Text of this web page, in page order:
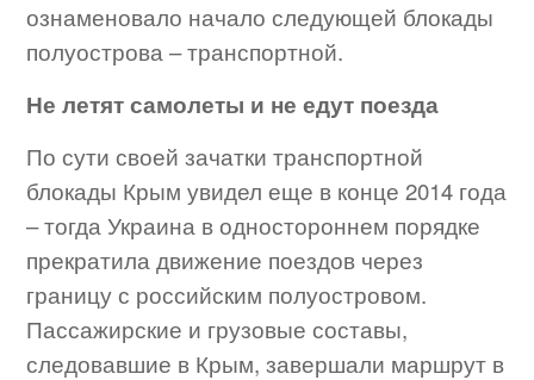
ознаменовало начало следующей блокады
полуострова – транспортной.
Не летят самолеты и не едут поезда
По сути своей зачатки транспортной
блокады Крым увидел еще в конце 2014 года
– тогда Украина в одностороннем порядке
прекратила движение поездов через
границу с российским полуостровом.
Пассажирские и грузовые составы,
следовавшие в Крым, завершали маршрут в